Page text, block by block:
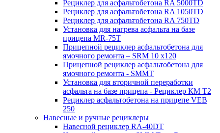
Рециклер для асфальтобетона RA 5000TD
Рециклер для асфальтобетона RA 1050TD
Рециклер для асфальтобетона RA 750TD
Установка для нагрева асфальта на базе
прицепа MR-75T
Прицепной рециклер асфальтобетона для
ямочного ремонта – SRM 10 x120
Прицепной рециклер асфальтобетона для
ямочного ремонта - SMMT
Установка для вторичной переработки
асфальта на базе прицепа - Рециклер КМ T2
Рециклер асфальтобетона на прицепе VEB
250
Навесные и ручные рециклеры
Навесной рециклер RA-40DT